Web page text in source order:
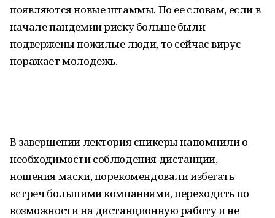
появляются новые штаммы. По ее словам, если в
начале пандемии риску больше были
подвержены пожилые люди, то сейчас вирус
поражает молодежь.
В завершении лектория спикеры напомнили о
необходимости соблюдения дистанции,
ношения маски, порекомендовали избегать
встреч большими компаниями, переходить по
возможности на дистанционную работу и не